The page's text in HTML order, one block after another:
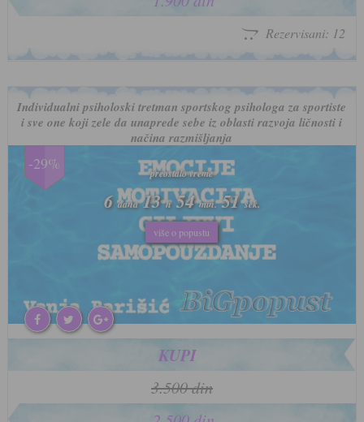
Rezervisani: 12
Individualni psiholoski tretman sportskog psihologa za sportiste
i sve one koji zele da unaprede sebe iz oblasti razvoja ličnosti i
načina razmišljanja
-29%
preostalo vreme
6dana 13h 54min. 48sek.
više o popustu
preostalo vreme
6dana 13h 54min. 48sek.
više o popustu
KUPI
3.500 din